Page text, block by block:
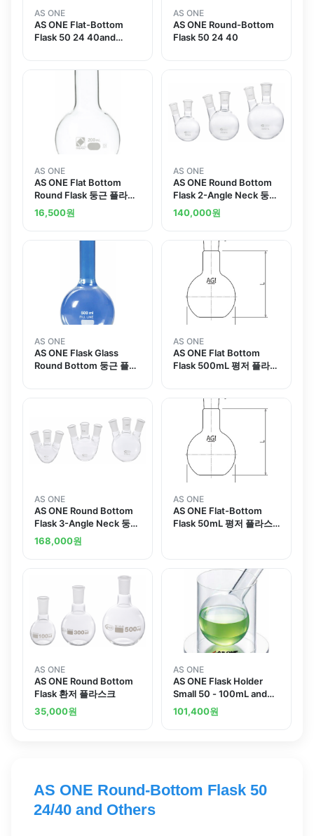
AS ONE
AS ONE Flat-Bottom
Flask 50 24 40and
AS ONE
AS ONE Round-Bottom
Flask 50 24 40
AS ONE
AS ONE Flat Bottom
Round Flask 둥근 플라스
크 평저
16,500원
AS ONE
AS ONE Round Bottom
Flask 2-Angle Neck 둥근
플라스크 2구
140,000원
AS ONE
AS ONE Flask Glass
Round Bottom 둥근 플라
AS ONE
AS ONE Flat Bottom
Flask 500mL 평저 플라스
AS ONE
AS ONE Round Bottom
Flask 3-Angle Neck 둥근
플라스크 3구
168,000원
AS ONE
AS ONE Flat-Bottom
Flask 50mL 평저 플라스
AS ONE
AS ONE Round Bottom
Flask 환저 플라스크
35,000원
AS ONE
AS ONE Flask Holder
Small 50 - 100mL and
others
101,400원
AS ONE Round-Bottom Flask 50
24/40 and Others